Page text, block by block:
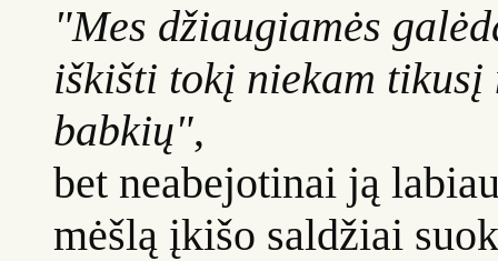
"Mes džiaugiamės
iškišti tokį niekam
babkių",
bet neabejotinai ją
mėšlą įkišo saldžiai